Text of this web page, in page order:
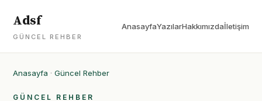
Adsf
GÜNCEL REHBER
AnasayfaYazılarHakkımızdaİletişim
Anasayfa · Güncel Rehber
GÜNCEL REHBER